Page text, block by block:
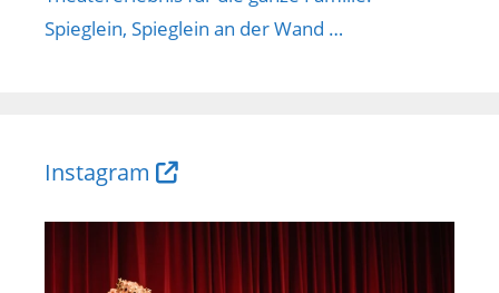
Spieglein, Spieglein an der Wand …
Instagram